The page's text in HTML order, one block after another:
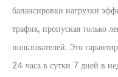
балансировки нагрузки
трафик, пропуская только
пользователей. Это
24 часа в сутки 7 дней в